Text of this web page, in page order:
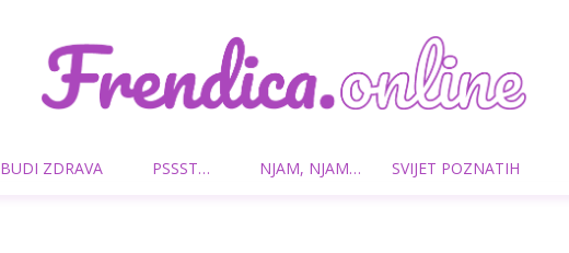
Frendica.online
BUDI ZDRAVA PSSST… NJAM, NJAM… SVIJET POZNATIH